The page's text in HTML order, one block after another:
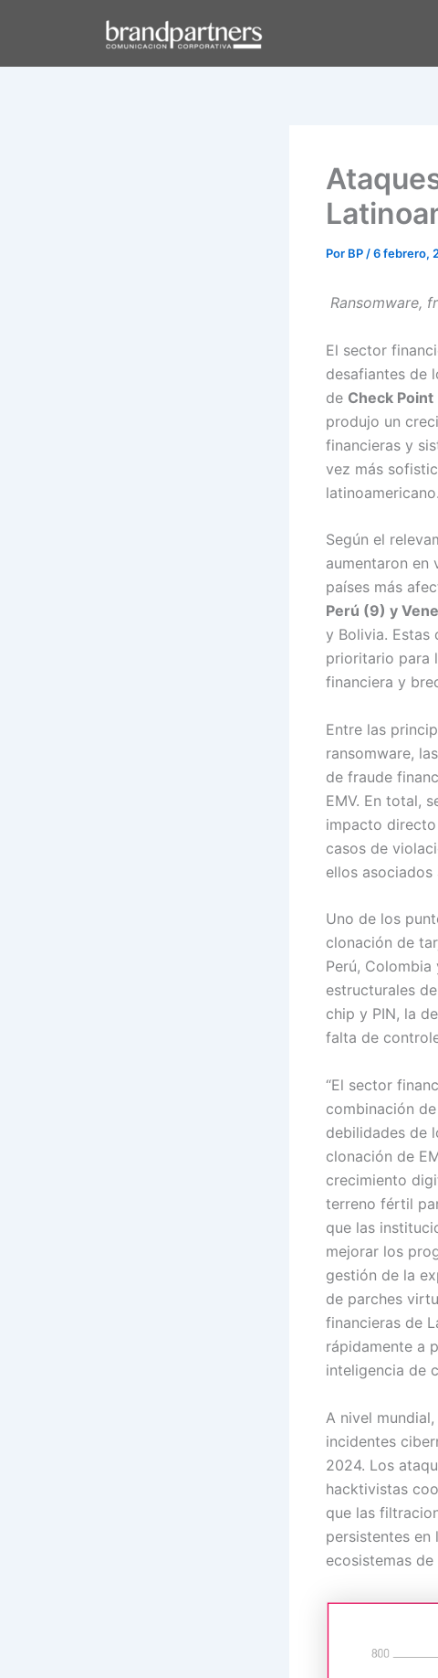
Por BP /6 febrero,
Ransomware,
El sector
desafiantes de
de Check
produjo un
financieras y
vez más
latinoamericano.
Según el
aumentaron en
países más
Perú (9) y
y Bolivia. Estas
prioritario para
financiera y
Entre las
ransomware,
de fraude
EMV. En total,
impacto
casos de
ellos
Uno de los
clonación de
Perú,
estructurales
chip y PIN, la
falta de
“El sector
combinación
debilidades de
clonación de
crecimiento
terreno fértil
que las
mejorar los
gestión de la
de parches
financieras de
rápidamente a
inteligencia de
A nivel
incidentes
2024. Los
hacktivistas
que las
persistentes en
ecosistemas